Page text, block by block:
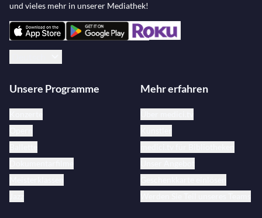
und vieles mehr in unserer Mediathek!
Unsere Programme Mehr erfahren